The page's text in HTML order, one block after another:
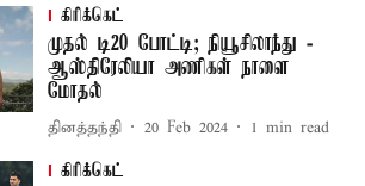
கிரிக்கெட்
முதல் டி20 போட்டி; நியூசிலாந்து -
ஆஸ்திரேலியா அணிகள் நாளை
மோதல்
தினத்தந்தி 20 Feb 2024 1 min read
கிரிக்கெட்